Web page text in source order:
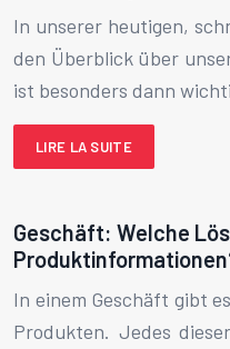
In unserer heutigen,
den Überblick über
ist besonders dann
LIRE LA SUITE
Geschäft: Welche
In einem Geschäft gibt
Produkten. Jedes